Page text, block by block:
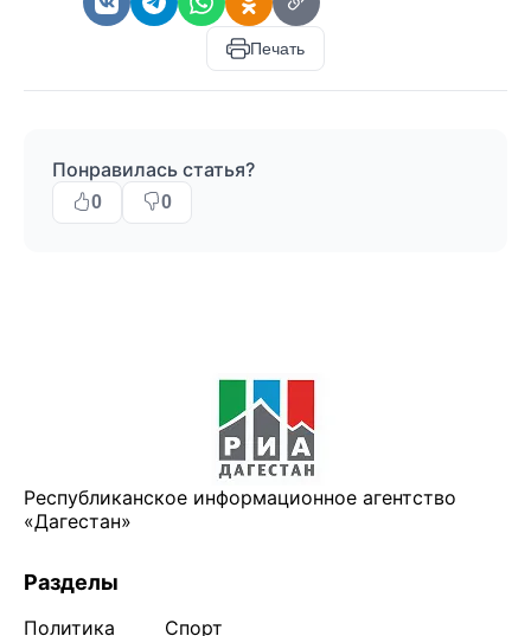
Печать
Понравилась статья?
0 0
Республиканское информационное агентство
«Дагестан»
Разделы
Политика
Спорт